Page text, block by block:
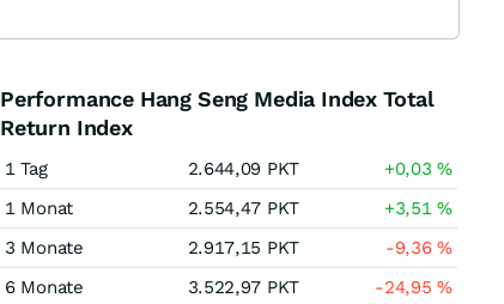
Performance Hang Seng Media Index Total
Return Index
1 Tag 2.644,09 PKT +0,03%
1 Monat
2.554,47 PKT +3,51%
3 Monate
2.917,15 PKT -9,36%
6 Monate
3.522,97 PKT -24,95%